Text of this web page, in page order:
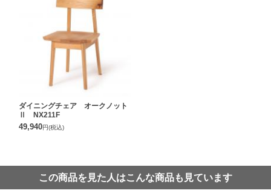
ダイニングチェア オークノット
Ⅱ NX211F
49,940円(税込)
この商品を見た人はこんな商品も見ています